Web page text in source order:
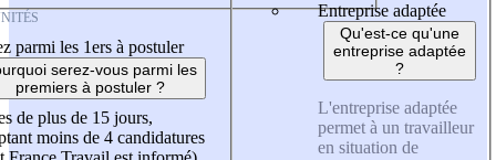
parmi les 1ers à postuler
serez-vous parmi les
premiers à postuler ?
de plus de 15 jours,
moins de 4 candidatures
Entreprise adaptée
Qu'est-ce qu'une
entreprise adaptée
?
L'entreprise adaptée
permet à un travailleur
en situation de